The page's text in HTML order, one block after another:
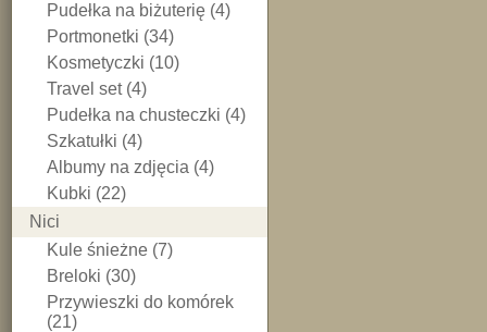
Pudełka na biżuterię (4)
Portmonetki (34)
Kosmetyczki (10)
Travel set (4)
Pudełka na chusteczki (4)
Szkatułki (4)
Albumy na zdjęcia (4)
Kubki (22)
Nici
Kule śnieżne (7)
Breloki (30)
Przywieszki do komórek
(21)